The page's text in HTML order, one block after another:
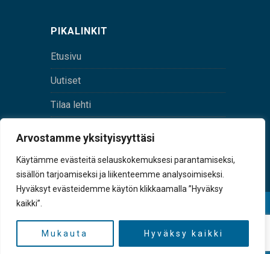
Arvostamme yksityisyyttäsi
Käytämme evästeitä selauskokemuksesi parantamiseksi,
sisällön tarjoamiseksi ja liikenteemme analysoimiseksi.
Hyväksyt evästeidemme käytön klikkaamalla ”Hyväksy
kaikki”.
Mukauta Hyväksy kaikki
PIKALINKIT
Etusivu
Uutiset
Tilaa lehti
tunnus 0167229-8
TAKAISIN YLÖS